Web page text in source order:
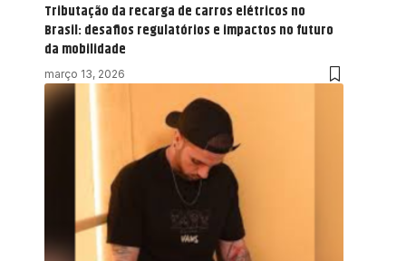
Tributação da recarga de carros elétricos no
Brasil: desafios regulatórios e impactos no futuro
da mobilidade
março 13, 2026